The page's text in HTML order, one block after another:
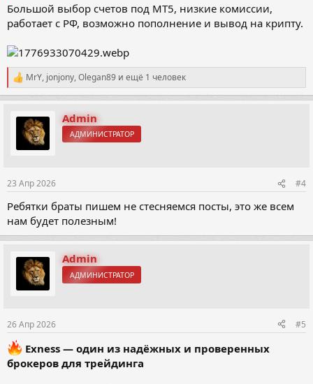
Большой выбор счетов под МТ5, низкие комиссии,
работает с РФ, возможно пополнение и вывод на крипту.
Р
е
а
и
MrY, jonjony,Olegan89 и ещё 1 человек
Admin
АДМИНИСТРАТОР
23 Апр 2026 #4
Ребятки браты пишем не стесняемся посты, это же всем
нам будет полезным!
Admin
АДМИНИСТРАТОР
26 Апр 2026 #5
Exness — один из надёжных и проверенных
брокеров для трейдинга